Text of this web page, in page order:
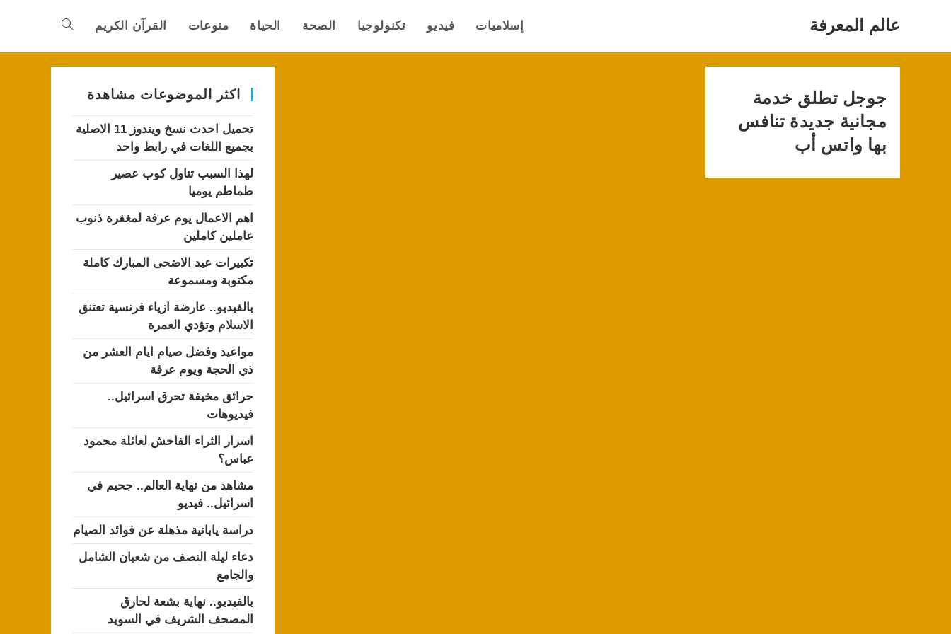
عالم المعرفة إسلاميات فيديو تكنولوجيا الصحة الحياة منوعات القرآن الكريم Toggle
جوجل تطلق خدمة
مجانية جديدة تنافس
بها واتس أب
اكثر الموضوعات مشاهدة
تحميل احدث نسخ ويندوز 11 الاصلية
بجميع اللغات في رابط واحد
لهذا السبب تناول كوب عصير
طماطم يوميا
اهم الاعمال يوم عرفة لمغفرة ذنوب
عاملين كاملين
تكبيرات عيد الاضحى المبارك كاملة
مكتوبة ومسموعة
بالفيديو.. عارضة ازياء فرنسية تعتنق
الاسلام وتؤدي العمرة
مواعيد وفضل صيام ايام العشر من
ذي الحجة ويوم عرفة
حرائق مخيفة تحرق اسرائيل..
فيديوهات
اسرار الثراء الفاحش لعائلة محمود
عباس؟
مشاهد من نهاية العالم.. جحيم في
اسرائيل.. فيديو
دراسة يابانية مذهلة عن فوائد الصيام
دعاء ليلة النصف من شعبان الشامل
والجامع
بالفيديو.. نهاية بشعة لحارق
المصحف الشريف في السويد